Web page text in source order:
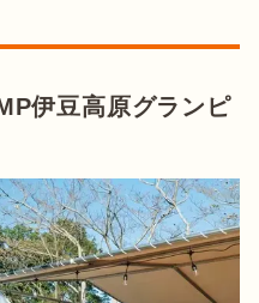
伊豆高原グランピ